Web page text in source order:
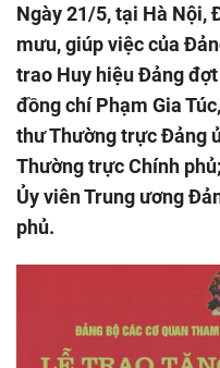
Ngày 21/5, tại Hà Nội,
mưu, giúp việc của
trao Huy hiệu Đảng
đồng chí Phạm Gia
thư Thường trực Đảng
Thường trực Chính
Ủy viên Trung ương
phủ.